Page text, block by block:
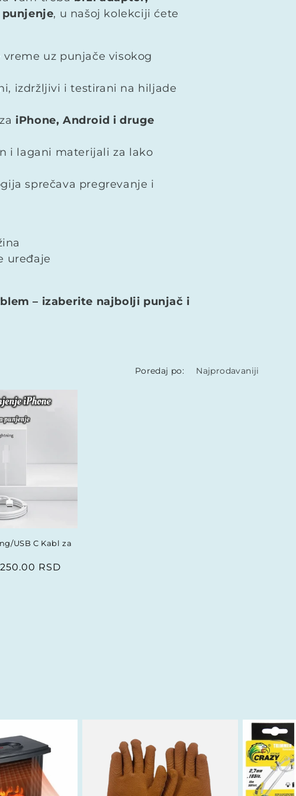
, u našoj kolekciji ćete
vreme uz punjače visokog
izdržljivi i testirani na hiljade
iPhone, Android i druge
i lagani materijali za lako
sprečava pregrevanje i
uređaje
– izaberite najbolji punjač i
Poredaj po:
USB C Kabl za
RSD